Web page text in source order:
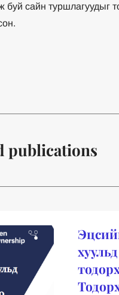
буй сайн туршлагуудыг
publications